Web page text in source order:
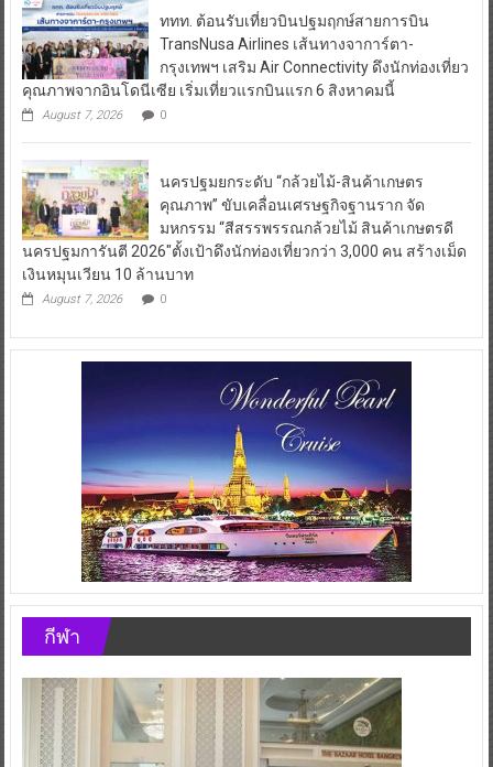
ททท. ต้อนรับเที่ยวบินปฐมฤกษ์สายการบิน
TransNusa Airlines เส้นทางจาการ์ตา-
กรุงเทพฯ เสริม Air Connectivity ดึงนักท่องเที่ยว
คุณภาพจากอินโดนีเซีย เริ่มเที่ยวแรกบินแรก 6 สิงหาคมนี้
August 7, 2026 0
นครปฐมยกระดับ “กล้วยไม้-สินค้าเกษตร
คุณภาพ” ขับเคลื่อนเศรษฐกิจฐานราก จัด
มหกรรม “สีสรรพรรณกล้วยไม้ สินค้าเกษตรดี
นครปฐมการันตี 2026″ตั้งเป้าดึงนักท่องเที่ยวกว่า 3,000 คน สร้างเม็ด
เงินหมุนเวียน 10 ล้านบาท
August 7, 2026 0
กีฬา